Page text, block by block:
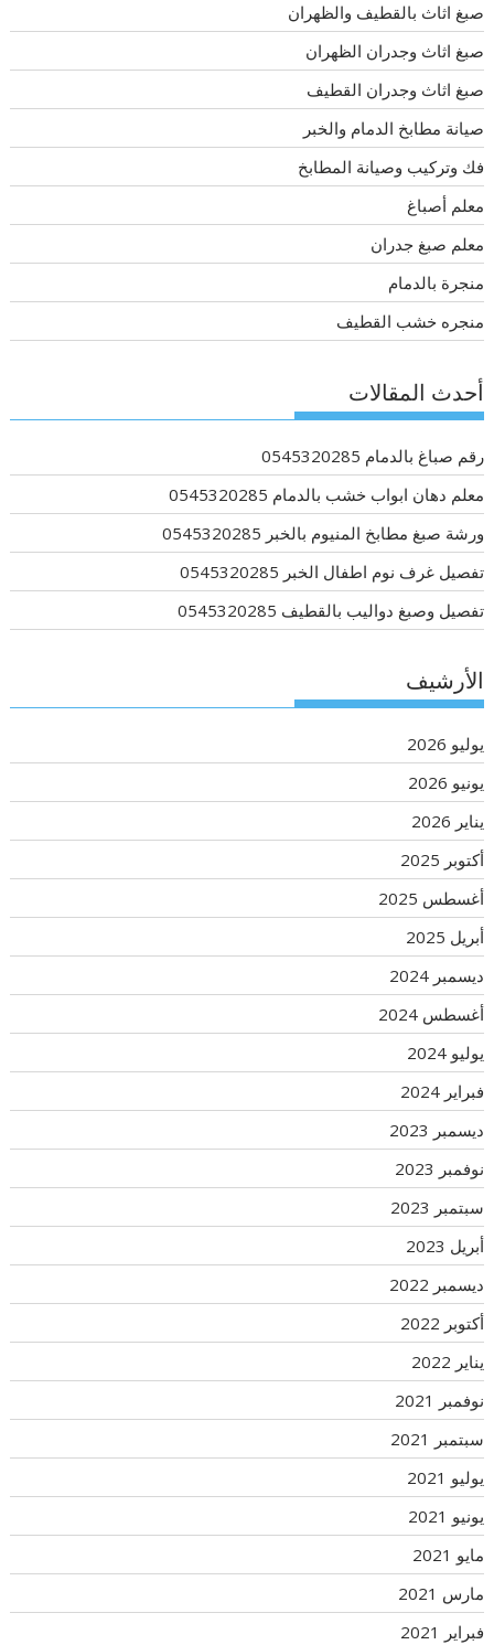
صبغ اثاث بالقطيف والظهران
صبغ اثاث وجدران الظهران
صبغ اثاث وجدران القطيف
صيانة مطابخ الدمام والخبر
فك وتركيب وصيانة المطابخ
معلم أصباغ
معلم صبغ جدران
منجرة بالدمام
منجره خشب القطيف
أحدث المقالات
رقم صباغ بالدمام 0545320285
معلم دهان ابواب خشب بالدمام 0545320285
ورشة صبغ مطابخ المنيوم بالخبر 0545320285
تفصيل غرف نوم اطفال الخبر 0545320285
تفصيل وصبغ دواليب بالقطيف 0545320285
الأرشيف
يوليو 2026
يونيو 2026
يناير 2026
أكتوبر 2025
أغسطس 2025
أبريل 2025
ديسمبر 2024
أغسطس 2024
يوليو 2024
فبراير 2024
ديسمبر 2023
نوفمبر 2023
سبتمبر 2023
أبريل 2023
ديسمبر 2022
أكتوبر 2022
يناير 2022
نوفمبر 2021
سبتمبر 2021
يوليو 2021
يونيو 2021
مايو 2021
مارس 2021
فبراير 2021